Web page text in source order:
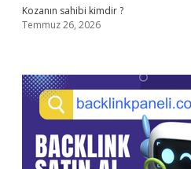
Kozanın sahibi kimdir ?
Temmuz 26, 2026